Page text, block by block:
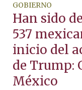
GOBIERNO
Han sido
537
inicio del
de Trump:
México